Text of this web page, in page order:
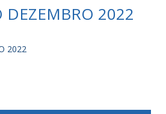
DEZEMBRO 2022
2022